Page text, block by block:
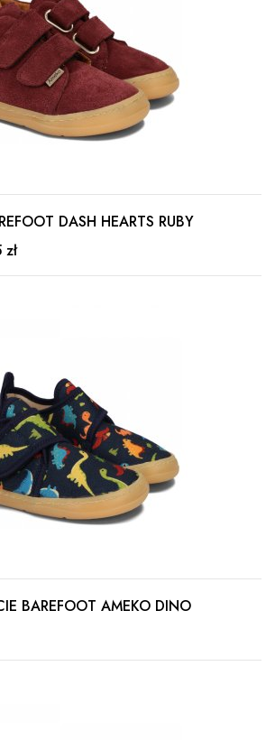
DASH HEARTS RUBY
BAREFOOT AMEKO DINO